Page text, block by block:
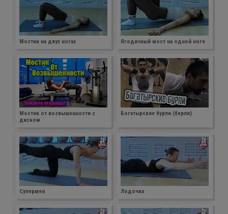
Мостик на двух ногах Ягодичный мост на одной ноге
Мостик от возвышенности с
диском
Богатырские бурпи (берпи)
Супермен Лодочка